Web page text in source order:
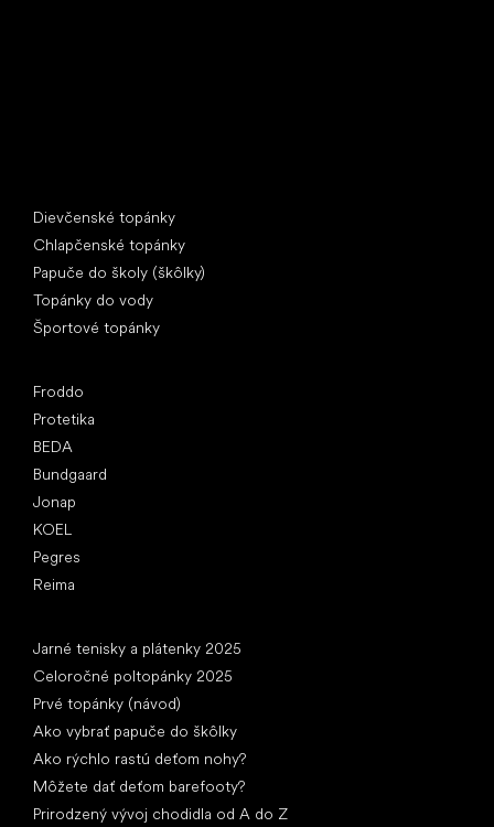
Dievčenské topánky
Chlapčenské topánky
Papuče do školy (škôlky)
Topánky do vody
Športové topánky
Froddo
Protetika
BEDA
Bundgaard
Jonap
KOEL
Pegres
Reima
Jarné tenisky a plátenky 2025
Celoročné poltopánky 2025
Prvé topánky (návod)
Ako vybrať papuče do škôlky
Ako rýchlo rastú deťom nohy?
Môžete dať deťom barefooty?
Prirodzený vývoj chodidla od A do Z